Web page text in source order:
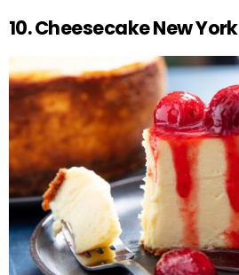
10. Cheesecake New York